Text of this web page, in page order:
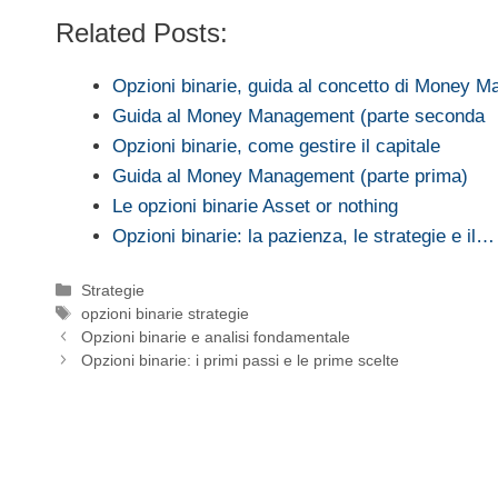
Related Posts:
Opzioni binarie, guida al concetto di Money
Guida al Money Management (parte seconda
Opzioni binarie, come gestire il capitale
Guida al Money Management (parte prima)
Le opzioni binarie Asset or nothing
Opzioni binarie: la pazienza, le strategie e il…
Categorie
Strategie
Tag
opzioni binarie strategie
Opzioni binarie e analisi fondamentale
Opzioni binarie: i primi passi e le prime scelte